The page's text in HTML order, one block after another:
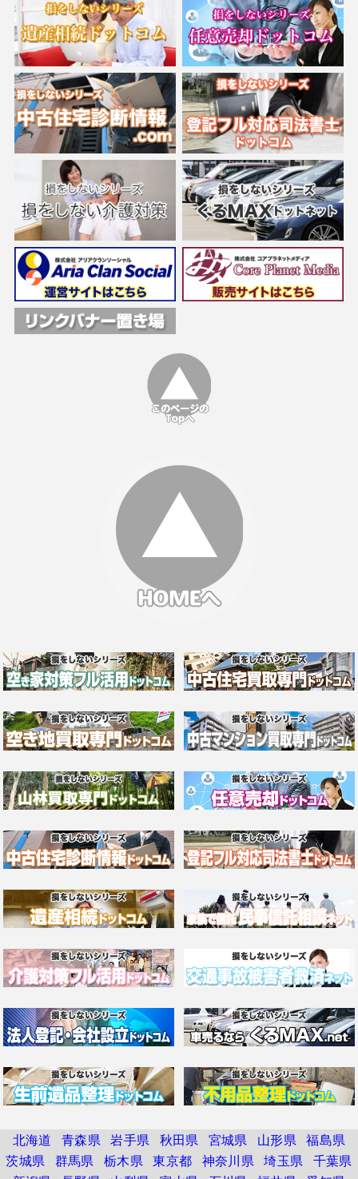
北海道 青森県 岩手県 秋田県 宮城県 山形県 福島県
茨城県 群馬県 栃木県 東京都 神奈川県 埼玉県 千葉県